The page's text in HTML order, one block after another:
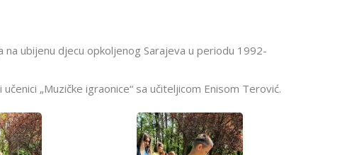
na ubijenu djecu opkoljenog Sarajeva u periodu 1992-
„Muzičke igraonice“ sa učiteljicom Enisom Terović.